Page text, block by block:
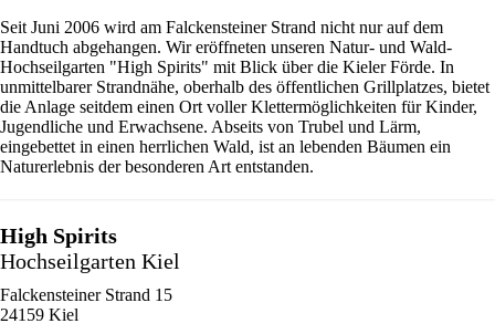
Seit Juni 2006 wird am Falckensteiner Strand nicht nur auf dem
Handtuch abgehangen. Wir eröffneten unseren Natur- und Wald-
Hochseilgarten "High Spirits" mit Blick über die Kieler Förde. In
unmittelbarer Strandnähe, oberhalb des öffentlichen Grillplatzes, bietet
die Anlage seitdem einen Ort voller Klettermöglichkeiten für Kinder,
Jugendliche und Erwachsene. Abseits von Trubel und Lärm,
eingebettet in einen herrlichen Wald, ist an lebenden Bäumen ein
Naturerlebnis der besonderen Art entstanden.
High Spirits
Hochseilgarten Kiel
Falckensteiner Strand 15
24159 Kiel